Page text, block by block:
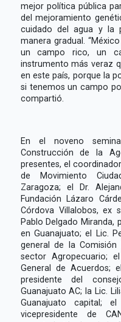
mejor política pública
del mejoramiento
cuidado del agua y la
manera gradual.
un campo rico, un
instrumento más veraz
en este país, porque la
si tenemos un campo
compartió.
En el noveno
Construcción de la
presentes, el
de Movimiento
Zaragoza; el Dr.
Fundación Lázaro
Córdova Villalobos, ex
Pablo Delgado Miranda,
en Guanajuato; el Lic.
general de la
sector Agropecuario;
General de Acuerdos;
presidente del
Guanajuato AC; la Lic.
Guanajuato capital;
vicepresidente de